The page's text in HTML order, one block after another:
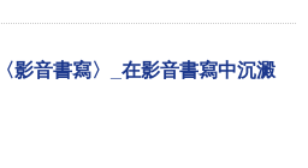
影音書寫〉_在影音書寫中沉澱